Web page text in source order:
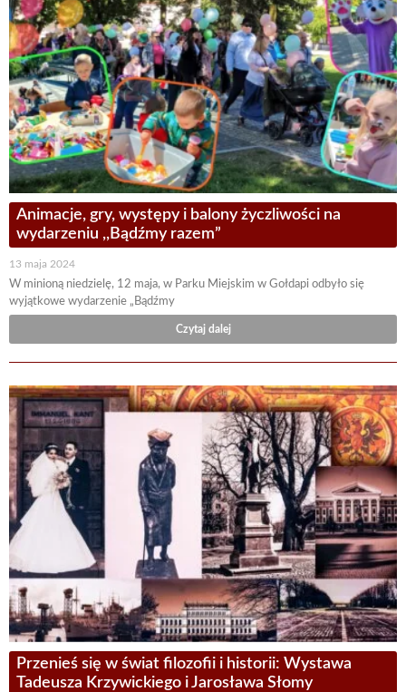
Animacje, gry, występy i balony życzliwości na
wydarzeniu ,,Bądźmy razem”
13 maja 2024
W minioną niedzielę, 12 maja, w Parku Miejskim w Gołdapi odbyło się
wyjątkowe wydarzenie „Bądźmy
Czytaj dalej
Przenieś się w świat filozofii i historii: Wystawa
Tadeusza Krzywickiego i Jarosława Słomy